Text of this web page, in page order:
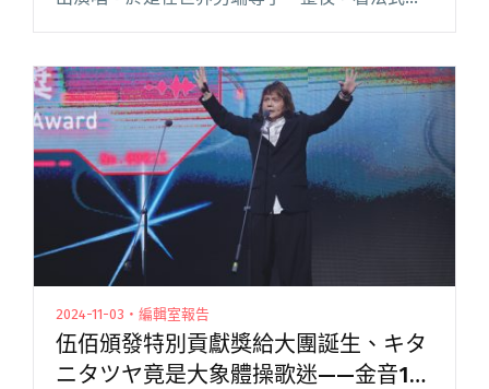
音連袂狂舞，聽金屬與聲樂交響斷頭的瑪麗王后
開幕式將古老的和流閱讀全文 "【年度回顧】AI蔥
師表、一起聽團吧、AAA夢幻聯動、大巨蛋啟
用⋯⋯更多更詳盡 2024 回顧在 ※ Blow 吹音樂新
聞網"
2024-11-03・編輯室報告
伍佰頒發特別貢獻獎給大團誕生、キタ
ニタツヤ竟是大象體操歌迷——金音15